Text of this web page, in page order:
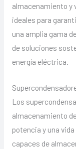
almacenamiento y
ideales para
una amplia gama
de soluciones
energía eléctrica.
Los
almacenamiento
potencia y una
capaces de